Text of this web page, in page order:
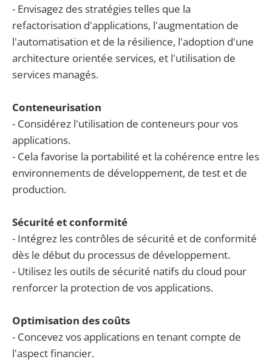
- Envisagez des stratégies telles que la
refactorisation d'applications, l'augmentation de
l'automatisation et de la résilience, l'adoption d'une
architecture orientée services, et l'utilisation de
services managés.
Conteneurisation
- Considérez l'utilisation de conteneurs pour vos
applications.
- Cela favorise la portabilité et la cohérence entre les
environnements de développement, de test et de
production.
Sécurité et conformité
- Intégrez les contrôles de sécurité et de conformité
dès le début du processus de développement.
- Utilisez les outils de sécurité natifs du cloud pour
renforcer la protection de vos applications.
Optimisation des coûts
- Concevez vos applications en tenant compte de
l'aspect financier.